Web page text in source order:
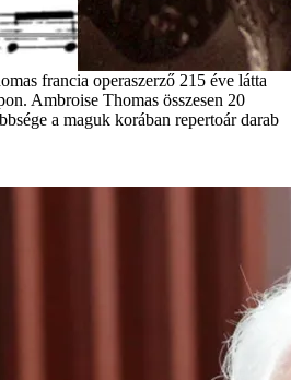
francia operaszerző 215 éve látta
Ambroise Thomas összesen 20
a maguk korában repertoár darab